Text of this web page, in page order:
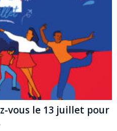
vous le 13 juillet pour